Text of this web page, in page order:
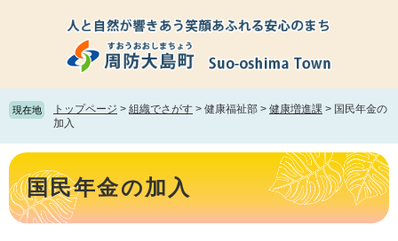
頭
で
飛
ば
て
文
へ
現在地 トップページ > 組織でさがす > 健康福祉部 > 健康増進課 > 国民年金の
加入
本
文 国民年金の加入